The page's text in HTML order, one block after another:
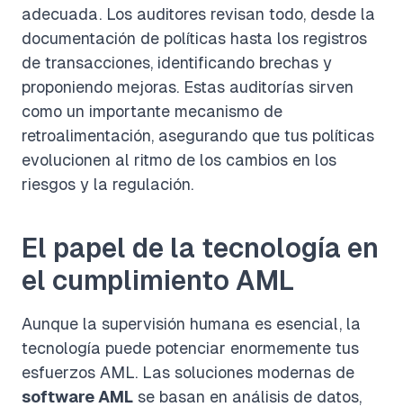
adecuada. Los auditores revisan todo, desde la
documentación de políticas hasta los registros
de transacciones, identificando brechas y
proponiendo mejoras. Estas auditorías sirven
como un importante mecanismo de
retroalimentación, asegurando que tus políticas
evolucionen al ritmo de los cambios en los
riesgos y la regulación.
El papel de la tecnología en
el cumplimiento AML
Aunque la supervisión humana es esencial, la
tecnología puede potenciar enormemente tus
esfuerzos AML. Las soluciones modernas de
software AML se basan en análisis de datos,